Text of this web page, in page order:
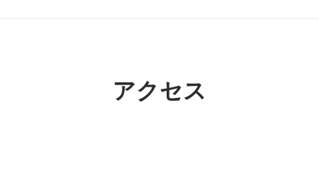
アクセス